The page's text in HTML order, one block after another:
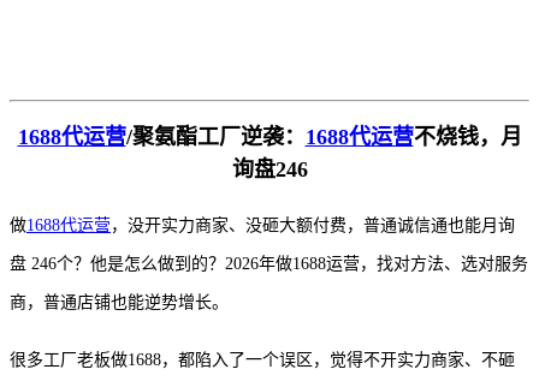
1688代运营/聚氨酯工厂逆袭： 1688代运营不烧钱，月
询盘246
做1688代运营 ，没开实力商家、没砸大额付费，普通诚信通也能月询
盘 246个？他是怎么做到的？2026年做1688运营，找对方法、选对服务
商，普通店铺也能逆势增长。
很多工厂老板做1688，都陷入了一个误区，觉得不开实力商家、不砸